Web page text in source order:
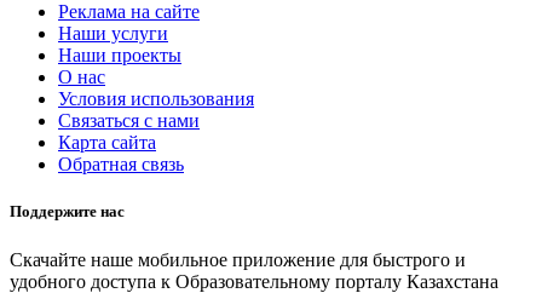
Реклама на сайте
Наши услуги
Наши проекты
О нас
Условия использования
Связаться с нами
Карта сайта
Обратная связь
Поддержите нас
Скачайте наше мобильное приложение для быстрого и
удобного доступа к Образовательному порталу Казахстана